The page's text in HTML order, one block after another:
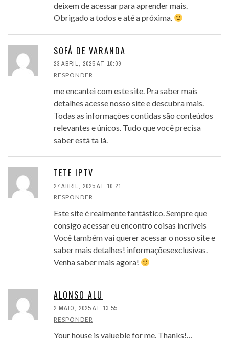
deixem de acessar para aprender mais.
Obrigado a todos e até a próxima.
SOFÁ DE VARANDA
23 ABRIL, 2025 AT 10:09
RESPONDER
me encantei com este site. Pra saber mais
detalhes acesse nosso site e descubra mais.
Todas as informações contidas são conteúdos
relevantes e únicos. Tudo que você precisa
saber está ta lá.
TETE IPTV
27 ABRIL, 2025 AT 10:21
RESPONDER
Este site é realmente fantástico. Sempre que
consigo acessar eu encontro coisas incríveis
Você também vai querer acessar o nosso site e
saber mais detalhes! informaçõesexclusivas.
Venha saber mais agora!
ALONSO ALU
2 MAIO, 2025 AT 13:55
RESPONDER
Your house is valueble for me. Thanks!…